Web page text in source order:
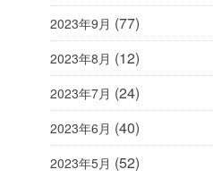
2023年9月 (77)
2023年8月 (12)
2023年7月 (24)
2023年6月 (40)
2023年5月 (52)